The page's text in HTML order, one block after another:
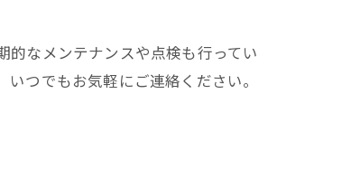
なメンテナンスや点検も行ってい
つでもお気軽にご連絡ください。